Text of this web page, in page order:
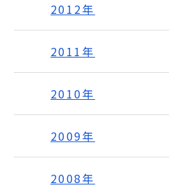
2012年
2011年
2010年
2009年
2008年